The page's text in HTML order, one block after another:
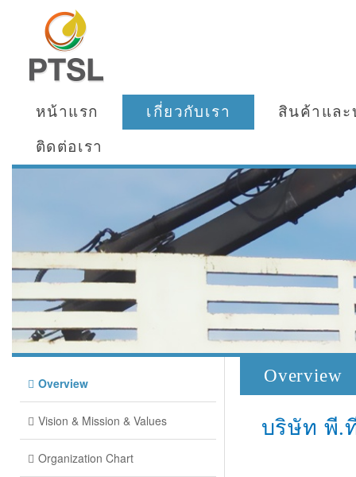
หน้าแรก เกี่ยวกับเรา สินค้าและ
ติดต่อเรา
Overview
Vision & Mission & Values
Organization Chart
Overview
บริษัท พี.